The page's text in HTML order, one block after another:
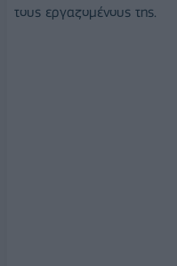
τους εργαζομένους της.